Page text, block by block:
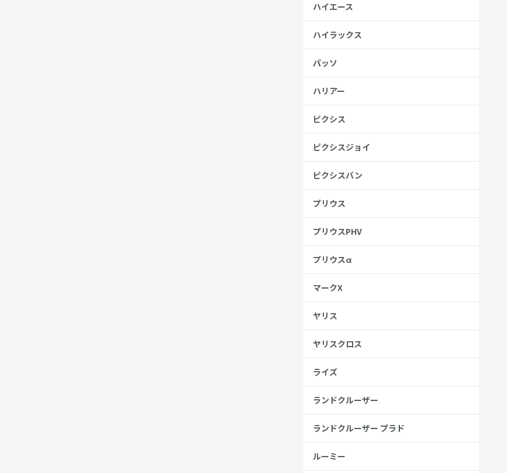
ハイエース
ハイラックス
パッソ
ハリアー
ピクシス
ピクシスジョイ
ピクシスバン
プリウス
プリウスPHV
プリウスα
マークX
ヤリス
ヤリスクロス
ライズ
ランドクルーザー
ランドクルーザー プラド
ルーミー